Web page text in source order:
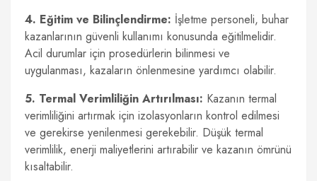
4. Eğitim ve Bilinçlendirme: İşletme personeli, buhar
kazanlarının güvenli kullanımı konusunda eğitilmelidir.
Acil durumlar için prosedürlerin bilinmesi ve
uygulanması, kazaların önlenmesine yardımcı olabilir.
5. Termal Verimliliğin Artırılması: Kazanın termal
verimliliğini artırmak için izolasyonların kontrol edilmesi
ve gerekirse yenilenmesi gerekebilir. Düşük termal
verimlilik, enerji maliyetlerini artırabilir ve kazanın ömrünü
kısaltabilir.